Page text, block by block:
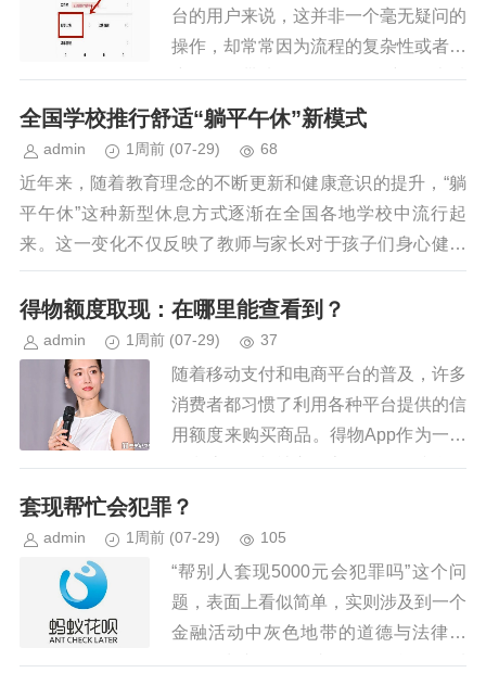
台的用户来说，这并非一个毫无疑问的
操作，却常常因为流程的复杂性或者账
户设置而带来困扰。理解“余额”的本质
是解决问题的第一步。得物平台上的余
全国学校推行舒适“躺平午休”新模式
admin 1周前 (07-29) 68
近年来，随着教育理念的不断更新和健康意识的提升，“躺
平午休”这种新型休息方式逐渐在全国各地学校中流行起
来。这一变化不仅反映了教师与家长对于孩子们身心健康
日益重视的态度，更体现了一种新的生活哲学——在快...
得物额度取现：在哪里能查看到？
admin 1周前 (07-29) 37
随着移动支付和电商平台的普及，许多
消费者都习惯了利用各种平台提供的信
用额度来购买商品。得物App作为一个
集潮流购物与社交分享于一体的综合性
购物平台，其推出的“额度取现”服务无
套现帮忙会犯罪？
admin 1周前 (07-29) 105
“帮别人套现5000元会犯罪吗”这个问
题，表面上看似简单，实则涉及到一个
金融活动中灰色地带的道德与法律界
限。要判断是否构成犯罪，不能仅仅看